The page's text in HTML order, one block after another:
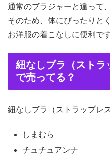
通常のブラジャーと違って
そのため、体にぴったりと
お洋服の着こなしに便利です
紐なしブラ（ストラ
で売ってる？
紐なしブラ（ストラップレ
しまむら
チュチュアンナ